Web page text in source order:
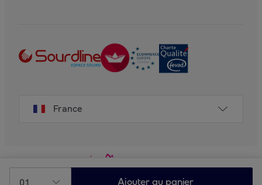
01 Ajouter au panier
France